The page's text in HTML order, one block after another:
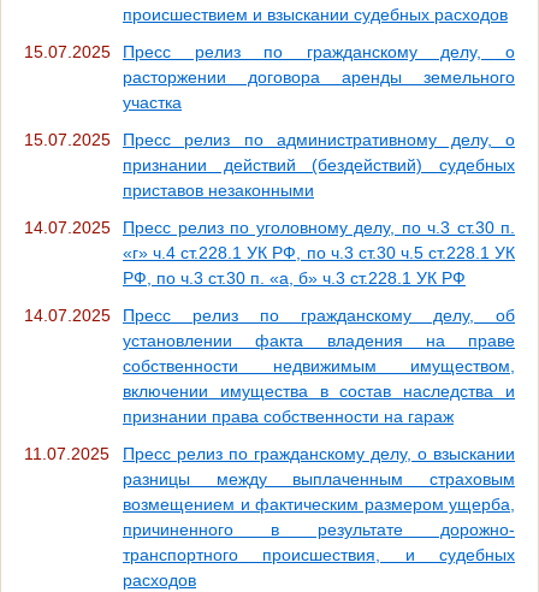
происшествием и взыскании судебных расходов
15.07.2025
Пресс релиз по гражданскому делу, о
расторжении договора аренды земельного
участка
15.07.2025
Пресс релиз по административному делу, о
признании действий (бездействий) судебных
приставов незаконными
14.07.2025
Пресс релиз по уголовному делу, по ч.3 ст.30 п.
«г» ч.4 ст.228.1 УК РФ, по ч.3 ст.30 ч.5 ст.228.1 УК
РФ, по ч.3 ст.30 п. «а, б» ч.3 ст.228.1 УК РФ
14.07.2025
Пресс релиз по гражданскому делу, об
установлении факта владения на праве
собственности недвижимым имуществом,
включении имущества в состав наследства и
признании права собственности на гараж
11.07.2025
Пресс релиз по гражданскому делу, о взыскании
разницы между выплаченным страховым
возмещением и фактическим размером ущерба,
причиненного в результате дорожно-
транспортного происшествия, и судебных
расходов